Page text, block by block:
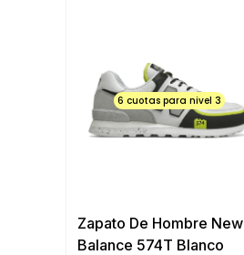
6 cuotas para nivel 3
Zapato De Hombre New
Balance 574T Blanco